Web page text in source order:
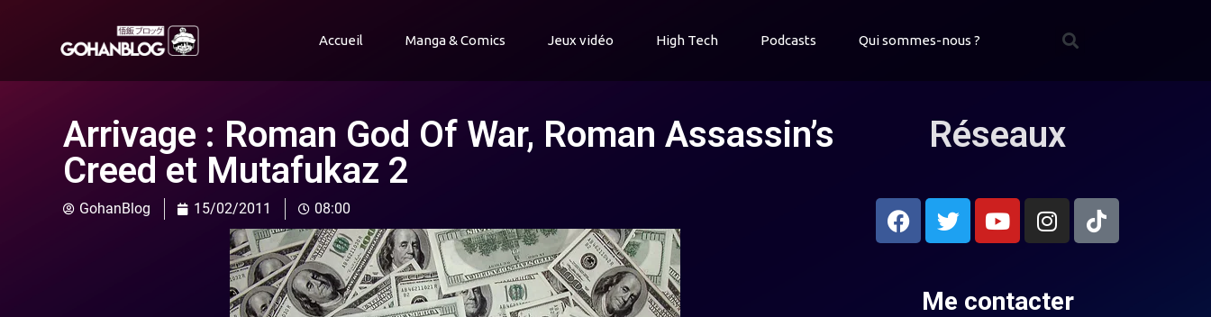
Accueil Manga & Comics Jeux vidéo High Tech Podcasts Qui sommes-nous ?
Arrivage : Roman God Of War, Roman Assassin’s
Creed et Mutafukaz 2
GohanBlog 15/02/2011 08:00
Réseaux
Me contacter